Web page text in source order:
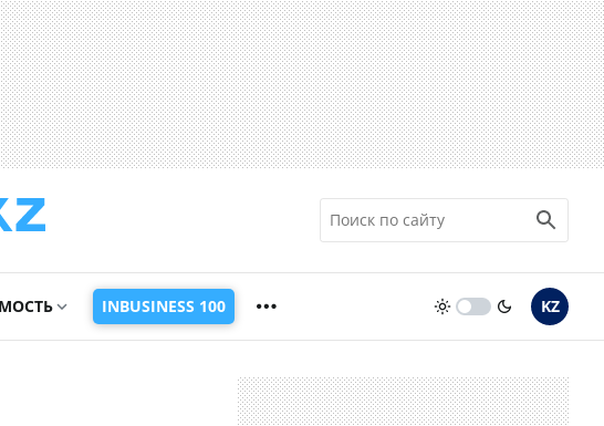
INBUSINESS 100 KZ